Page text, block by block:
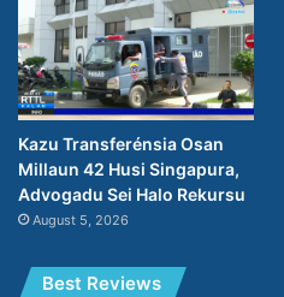
Kazu Transferénsia Osan
Millaun 42 Husi Singapura,
Advogadu Sei Halo Rekursu
August 5, 2026
Best Reviews